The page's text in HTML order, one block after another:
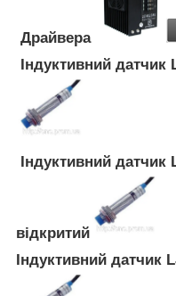
Драйвера
Індуктивний датчик
Індуктивний датчик
відкритий
Індуктивний датчик